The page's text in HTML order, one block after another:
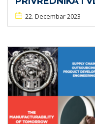
22. Decembar 2023